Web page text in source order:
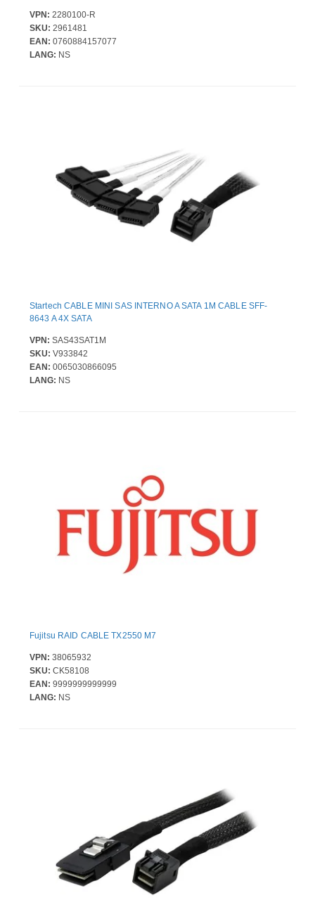
VPN: 2280100-R
SKU: 2961481
EAN: 0760884157077
LANG: NS
Startech CABLE MINI SAS INTERNO A SATA 1M CABLE SFF-
8643 A 4X SATA
VPN: SAS43SAT1M
SKU: V933842
EAN: 0065030866095
LANG: NS
Fujitsu RAID CABLE TX2550 M7
VPN: 38065932
SKU: CK58108
EAN: 9999999999999
LANG: NS